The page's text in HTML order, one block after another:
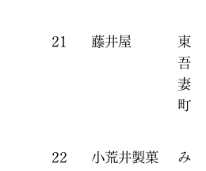
21 藤井屋
東
吾
妻
町
22 小荒井製菓
み